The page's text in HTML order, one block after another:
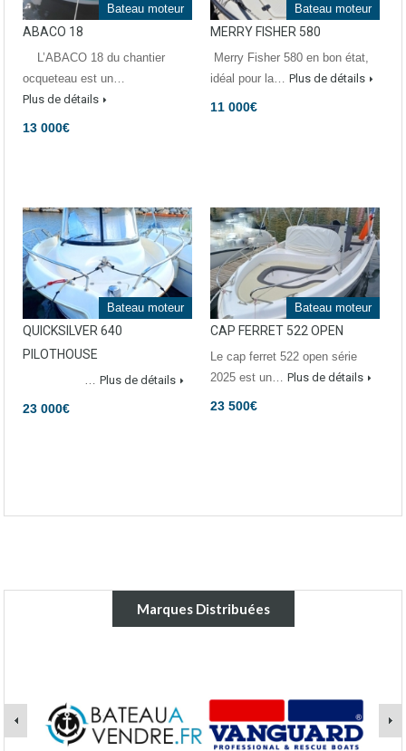
Bateau moteur
ABACO 18
L’ABACO 18 du chantier
ocqueteau est un…
Plus de détails
13 000€
Bateau moteur
MERRY FISHER 580
Merry Fisher 580 en bon état,
idéal pour la… Plus de détails
11 000€
Bateau moteur
QUICKSILVER 640
PILOTHOUSE
Plus de détails
23 000€
Bateau moteur
CAP FERRET 522 OPEN
Le cap ferret 522 open série
2025 est un… Plus de détails
23 500€
Marques Distribuées